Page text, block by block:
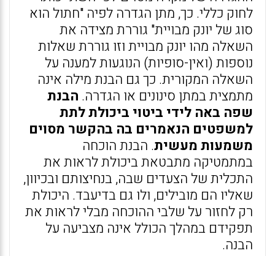
לחוק כללי. כך, מתן הגדרה לפיה "חתול הוא
סוג של יונק מבויית" גוררת מצידה את
השאלה מהו יונק מבויית וזו גוררת שאלות
נוספות (ואין-סופיות) הנוגעות למענה על
השאלה המקורית. כך גם הבנת מילה אינה
מתמצית במתן סינונים או הגדרה. הבנת
שפה באה לידי ביטוי ביכולת לתת
למשפטים הנאמרים בה בהקשר מסוים
משמעות מעשית. הבנת הוכחה
במתמטיקה מתבטאת ביכולת לראות את
התכלית של הצעדים שבה, בנחיצותם ובכיוון,
שאליו הם מובילים, ולו גם בדיעבד. היכולת
רק לחזור על שלבי ההוכחה מבלי לראות את
תפקידם במהלך הכולל אינה מצביעה על
הבנה.